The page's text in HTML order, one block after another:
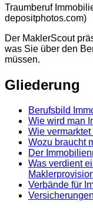
Traumberuf
depositphotos.com)
Der MaklerScout
was Sie über den
müssen.
Gliederung
Berufsbild
Wie wird man
Wie
Wozu braucht
Der
Was verdient
Verbände für